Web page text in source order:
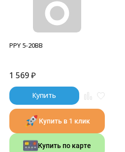
PPY 5-20BB
1 569₽
Купить
Купить в 1 клик
Купить по карте